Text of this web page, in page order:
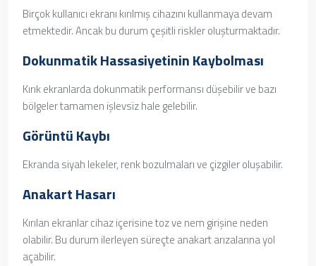
Birçok kullanıcı ekranı kırılmış cihazını kullanmaya devam
etmektedir. Ancak bu durum çeşitli riskler oluşturmaktadır.
Dokunmatik Hassasiyetinin Kaybolması
Kırık ekranlarda dokunmatik performansı düşebilir ve bazı
bölgeler tamamen işlevsiz hale gelebilir.
Görüntü Kaybı
Ekranda siyah lekeler, renk bozulmaları ve çizgiler oluşabilir.
Anakart Hasarı
Kırılan ekranlar cihaz içerisine toz ve nem girişine neden
olabilir. Bu durum ilerleyen süreçte anakart arızalarına yol
açabilir.